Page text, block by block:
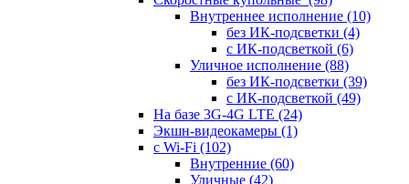
Внутреннее исполнение (10)
без ИК-подсветки (4)
с ИК-подсветкой (6)
Уличное исполнение (88)
без ИК-подсветки (39)
с ИК-подсветкой (49)
На базе 3G-4G LTE (24)
Экшн-видеокамеры (1)
с Wi-Fi (102)
Внутренние (60)
Уличные (42)